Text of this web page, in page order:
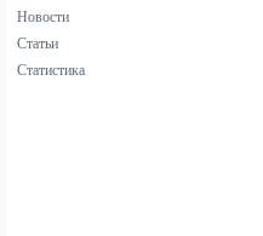
Новости
Статьи
Статистика